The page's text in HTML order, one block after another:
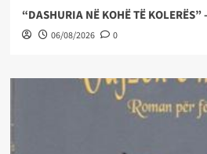
“DASHURIA NË KOHË TË KOLERËS”
06/08/2026 0